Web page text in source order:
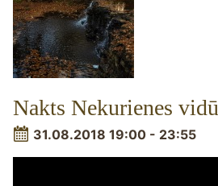
Nakts Nekurienes vidū
31.08.2018 19:00 - 23:55